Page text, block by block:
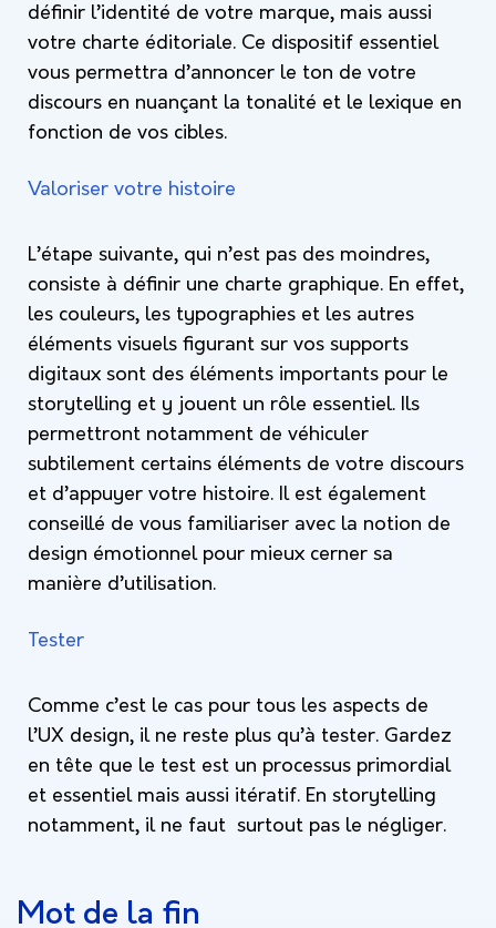
définir l’identité de votre marque, mais aussi
votre charte éditoriale. Ce dispositif essentiel
vous permettra d’annoncer le ton de votre
discours en nuançant la tonalité et le lexique en
fonction de vos cibles.
Valoriser votre histoire
L’étape suivante, qui n’est pas des moindres,
consiste à définir une charte graphique. En effet,
les couleurs, les typographies et les autres
éléments visuels figurant sur vos supports
digitaux sont des éléments importants pour le
storytelling et y jouent un rôle essentiel. Ils
permettront notamment de véhiculer
subtilement certains éléments de votre discours
et d’appuyer votre histoire. Il est également
conseillé de vous familiariser avec la notion de
design émotionnel pour mieux cerner sa
manière d’utilisation.
Tester
Comme c’est le cas pour tous les aspects de
l’UX design, il ne reste plus qu’à tester. Gardez
en tête que le test est un processus primordial
et essentiel mais aussi itératif. En storytelling
notamment, il ne faut surtout pas le négliger.
Mot de la fin